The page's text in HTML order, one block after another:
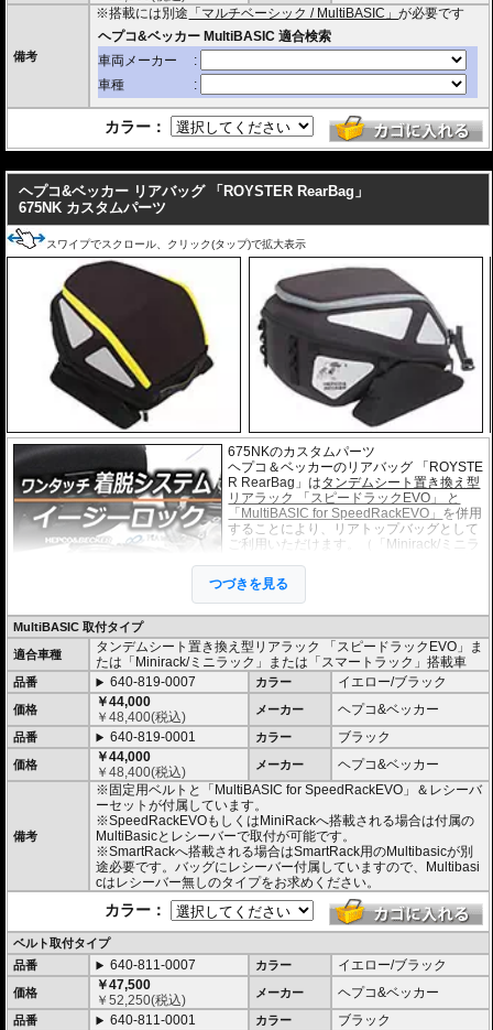
・サイドにあしらわれたトライアングルデザインは安全性を高めるリフレクタ
・ バッグの開閉ロックやバッグの車体へのロックなど様々なセキュリティオプ
ション
の使用が可能。
・サイズ H x W x D : 約15 x 26 x 30 cm
備考
※搭載には別途 「マルチベーシック / MultiBASIC」が必要です
カラー：
ヘプコ&ベッカー リアバッグ 「ROYSTER RearBag」
675NK カスタムパーツ
スワイプでスクロール、クリック(タップ)で拡大表示
675NKのカスタムパーツ
ヘプコ＆ベッカーのリアバッグ 「ROYSTE
R RearBag」はタンデムシート置き換え型
リアラック 「スピードラックEVO」 と
「MultiBASIC for SpeedRackEVO」 を併用
することにより、リアトップバッグとして
ご利用いただけます。（「Minirack/ミニラ
車にもご利用いただけます）
このホルダー「マルチベーシック / MultiBA
SIC」は独自の画期的なシステムで取付は
乗せるだけで確実にホールドし、高速走行時でも安心してライディングを楽し
むことができます。
取り外しはロック解除用のひもを引きながらバックを浮かすだけで簡単な取り
外しが可能です。
驚くほど簡単な操作性と、スマートな形状、また高い安全性を高度な次元で実
現しています。
またタンデムシートへベルトで固定するタイプもございます。(バッグ自体の仕
様は全く同じです)
・シャープなイメージを演出するエッジの効いたデザイン。サイドソフトバッ
グ「Royster」C-Bow用と統一されたデザインとなります。
・ソフトバッグでありながら型くずれを起こしにくく、また高いホールド性能
を誇り、高速走行でも安心してご利用いただけます (メーカー推奨最大速度 : 13
・防水仕様 (完全防水を保証するものではありません)
・サイドにあしらわれたトライアングルデザインは安全性を高めるリフレクタ
バッグの開閉ロックやバッグの車体へのロックなど様々なセキュリティオプ
・大容量 17-19L。 一般的なサイズのヘルメットも収めることができます。
・耐荷重 5Kg
・サイズ H x W x D : 約27-34 x 43 x 40 cm
・重さ 約1.8kg
つづきを見る
MultiBASIC 取付タイプ
適合車種
タンデムシート置き換え型リアラック 「スピードラックEVO」ま
たは「Minirack/ミニラック」または「スマートラック」搭載車
品番 640-819-0007 カラー イエロー/ブラック
価格
￥44,000
￥48,400(税込) メーカー ヘプコ&ベッカー
品番 640-819-0001 カラー ブラック
価格
￥44,000
￥48,400(税込) メーカー ヘプコ&ベッカー
備考
※固定用ベルトと「MultiBASIC for SpeedRackEVO」＆レシーバ
ーセットが付属しています。
※SpeedRackEVOもしくはMiniRackへ搭載される場合は付属の
MultiBasicとレシーバーで取付が可能です。
※SmartRackへ搭載される場合はSmartRack用のMultibasicが別
途必要です。バッグにレシーバー付属していますので、Multibasi
cはレシーバー無しのタイプをお求めください。
カラー：
ベルト取付タイプ
品番
640-811-0007 カラー イエロー/ブラック
価格
￥47,500
￥52,250(税込) メーカー ヘプコ&ベッカー
品番 640-811-0001 カラー ブラック